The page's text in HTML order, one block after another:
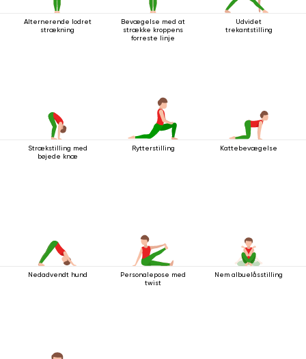
Alternerende lodret
strækning
Bevægelse med at
strække kroppens
forreste linje
Udvidet
trekantstilling
Strækstilling med
bøjede knæ
Rytterstilling Kattebevægelse
Nedadvendt hund
Personalepose med
twist
Nem albuelåsstilling